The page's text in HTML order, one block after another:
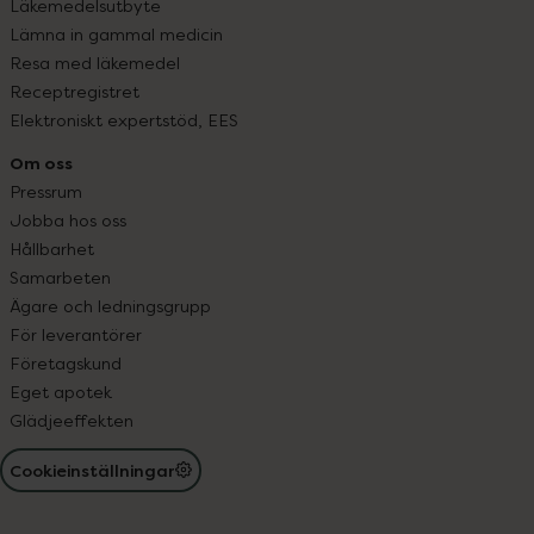
Läkemedelsutbyte
Lämna in gammal medicin
Resa med läkemedel
Receptregistret
Elektroniskt expertstöd, EES
Om oss
Pressrum
Jobba hos oss
Hållbarhet
Samarbeten
Ägare och ledningsgrupp
För leverantörer
Företagskund
Eget apotek
Glädjeeffekten
Cookieinställningar